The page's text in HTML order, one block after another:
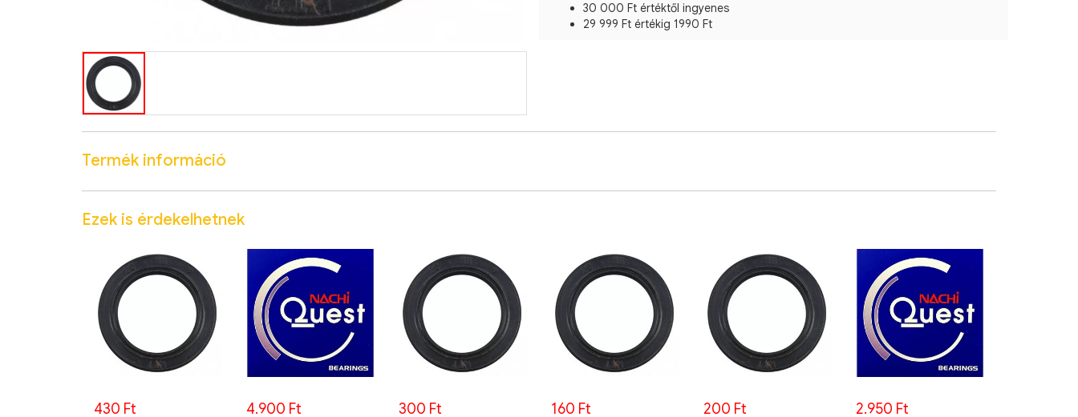
30 000 Ft értéktől ingyenes
29 999 Ft értékig 1990 Ft
Termék információ
Ezek is érdekelhetnek
430 Ft 4.900 Ft 300 Ft 160 Ft 200 Ft 2.950 Ft